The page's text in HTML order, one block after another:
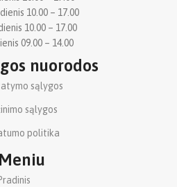
10.00 – 17.00
10.00 – 17.00
09.00 – 14.00
nuorodos
sąlygos
sąlygos
politika
Meniu